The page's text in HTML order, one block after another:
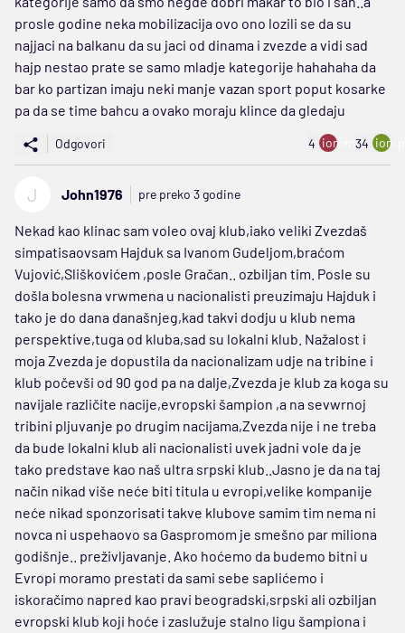
prosle godine neka mobilizacija ovo ono lozili se da su
najjaci na balkanu da su jaci od dinama i zvezde a vidi sad
hajp nestao prate se samo mladje kategorije hahahaha da
bar ko partizan imaju neki manje vazan sport poput kosarke
pa da se time bahcu a ovako moraju klince da gledaju
Odgovori 4 ion:minus
34
J John1976 pre preko 3 godine
Nekad kao klinac sam voleo ovaj klub,iako veliki Zvezdaš
simpatisaovsam Hajduk sa Ivanom Gudeljom,braćom
Vujović,Sliškovićem ,posle Gračan.. ozbiljan tim. Posle su
došla bolesna vrwmena u nacionalisti preuzimaju Hajduk i
tako je do dana današnjeg,kad takvi dodju u klub nema
perspektive,tuga od kluba,sad su lokalni klub. Nažalost i
moja Zvezda je dopustila da nacionalizam udje na tribine i
klub počevši od 90 god pa na dalje,Zvezda je klub za koga su
navijale različite nacije,evropski šampion ,a na sevwrnoj
tribini pljuvanje po drugim nacijama,Zvezda nije i ne treba
da bude lokalni klub ali nacionalisti uvek jadni vole da je
tako predstave kao naš ultra srpski klub..Jasno je da na taj
način nikad više neće biti titula u evropi,velike kompanije
neće nikad sponzorisati takve klubove samim tim nema ni
novca ni uspehaovo sa Gaspromom je smešno par miliona
godišnje.. preživljavanje. Ako hoćemo da budemo bitni u
Evropi moramo prestati da sami sebe saplićemo i
iskoračimo napred kao pravi beogradski,srpski ali ozbiljan
evropski klub koji hoće i zaslužuje stalno ligu šampiona i